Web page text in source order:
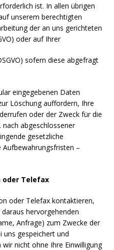
ist. In allen übrigen
unserem berechtigten
der an uns gerichteten
oder auf Ihrer
sofern diese abgefragt
eingegebenen Daten
Löschung auffordern, Ihre
oder der Zweck für die
abgeschlossener
gesetzliche
–
oder Telefax
oder Telefax kontaktieren,
hervorgehenden
Anfrage) zum Zwecke der
uns gespeichert und
nicht ohne Ihre Einwilligung